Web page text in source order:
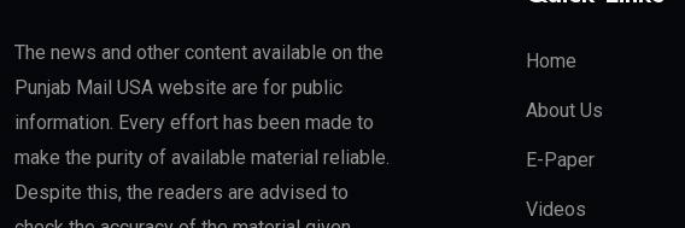
The news and other content available on the
Punjab Mail USA website are for public
information. Every effort has been made to
make the purity of available material reliable.
Despite this, the readers are advised to
Home
About Us
E-Paper
Videos